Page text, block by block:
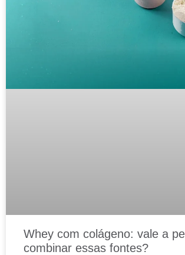
Whey com colágeno: vale a
combinar essas fontes?